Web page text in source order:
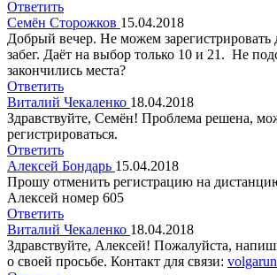
Ответить
Семён Сторожков 15.04.2018
Добрый вечер. Не можем зарегистрировать
забег. Даёт на выбор только 10 и 21. Не
закончились места?
Ответить
Виталий Чекаленко 18.04.2018
Здравствуйте, Семён! Проблема решена,
регистрироваться.
Ответить
Алексей Бондарь 15.04.2018
Прошу отменить регистрацию на
Алексей номер 605
Ответить
Виталий Чекаленко 18.04.2018
Здравствуйте, Алексей! Пожалуйста,
о своей просьбе. Контакт для связи: